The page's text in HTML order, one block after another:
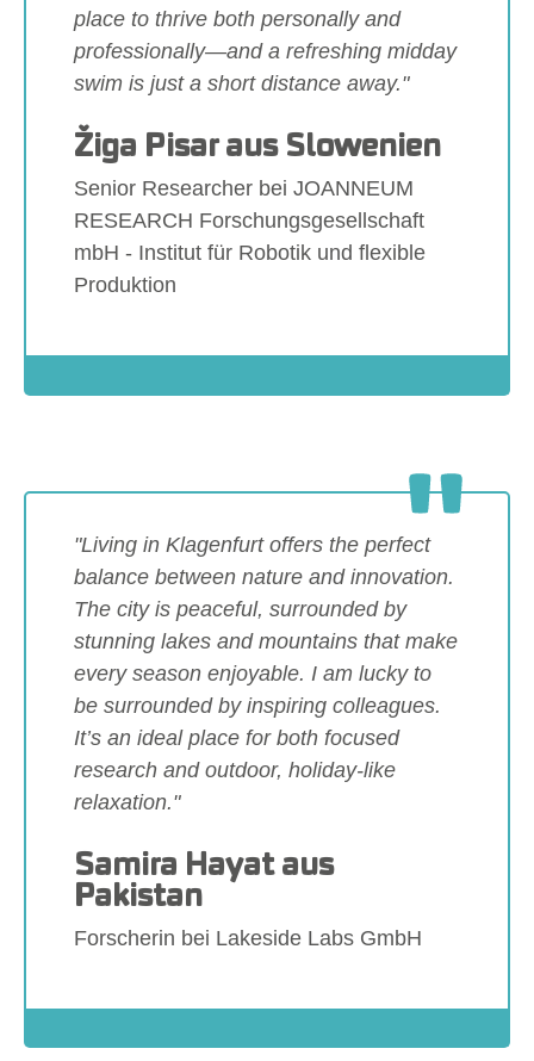
place to thrive both personally and
professionally—and a refreshing midday
swim is just a short distance away."
Žiga Pisar aus Slowenien
Senior Researcher bei JOANNEUM
RESEARCH Forschungsgesellschaft
mbH - Institut für Robotik und flexible
Produktion
"Living in Klagenfurt offers the perfect
balance between nature and innovation.
The city is peaceful, surrounded by
stunning lakes and mountains that make
every season enjoyable. I am lucky to
be surrounded by inspiring colleagues.
It’s an ideal place for both focused
research and outdoor, holiday-like
relaxation."
Samira Hayat aus
Pakistan
Forscherin bei Lakeside Labs GmbH